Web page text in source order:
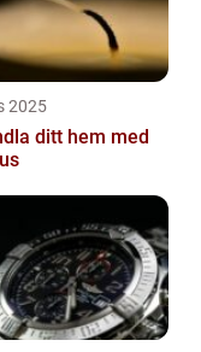
2025
ditt hem med